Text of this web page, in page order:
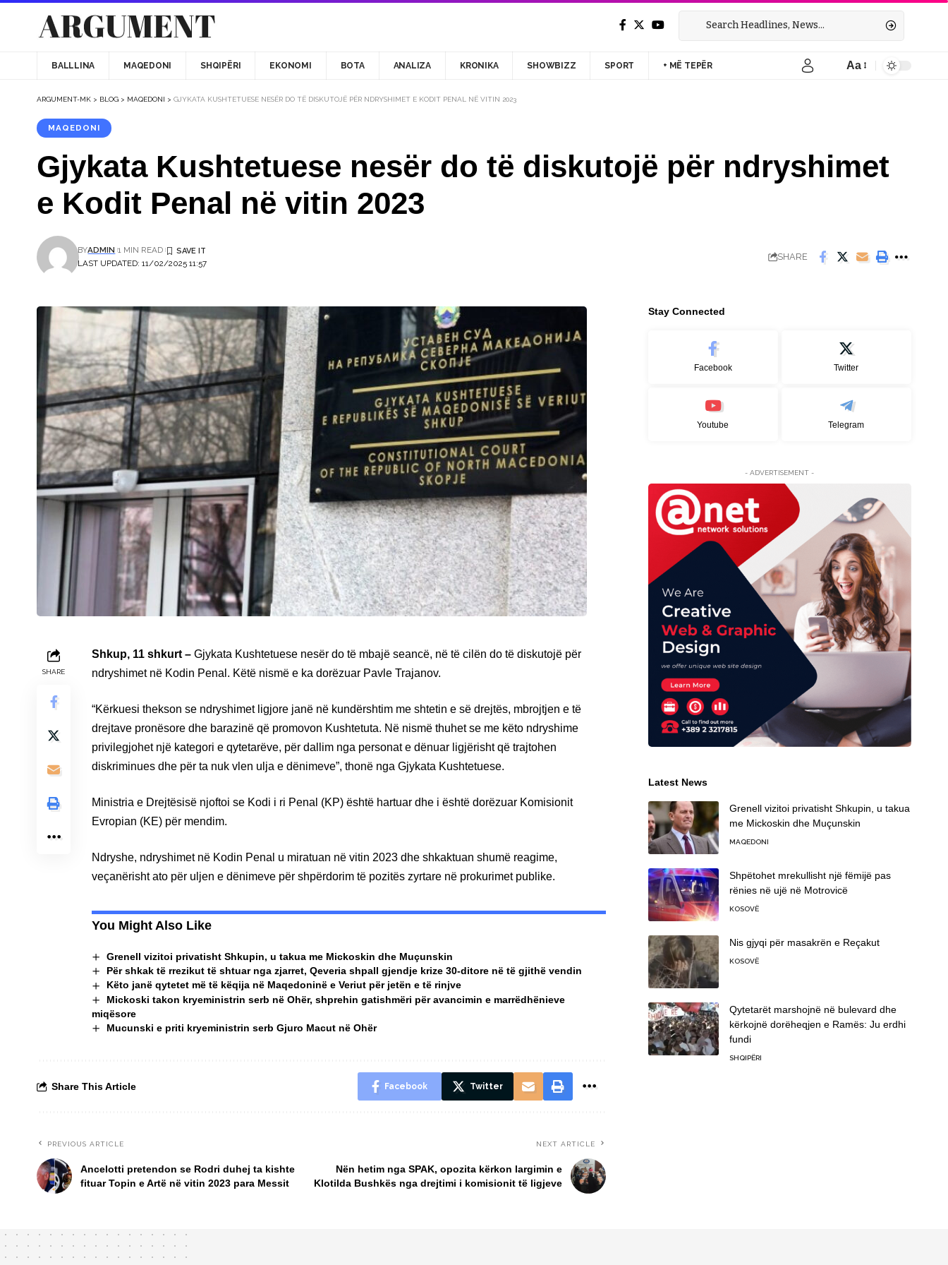
BALLLINA MAQEDONI SHQIPËRI EKONOMI BOTA ANALIZA KRONIKA SHOWBIZZ SPORT + MË TEPËR Aa
ARGUMENT-MK > BLOG > MAQEDONI > GJYKATA KUSHTETUESE NESËR DO TË DISKUTOJË PËR NDRYSHIMET E KODIT PENAL NË VITIN 2023
MAQEDONI
Gjykata Kushtetuese nesër do të diskutojë për ndryshimet
e Kodit Penal në vitin 2023
LAST UPDATED: 11/02/2025 11:57
BYADMIN 1 MIN READ
SHARE
SHARE
Shkup, 11 shkurt – Gjykata Kushtetuese nesër do të mbajë seancë, në të cilën do të diskutojë për
ndryshimet në Kodin Penal. Këtë nismë e ka dorëzuar Pavle Trajanov.
“Kërkuesi thekson se ndryshimet ligjore janë në kundërshtim me shtetin e së drejtës, mbrojtjen e të
drejtave pronësore dhe barazinë që promovon Kushtetuta. Në nismë thuhet se me këto ndryshime
privilegjohet një kategori e qytetarëve, për dallim nga personat e dënuar ligjërisht që trajtohen
diskriminues dhe për ta nuk vlen ulja e dënimeve”, thonë nga Gjykata Kushtetuese.
Ministria e Drejtësisë njoftoi se Kodi i ri Penal (KP) është hartuar dhe i është dorëzuar Komisionit
Evropian (KE) për mendim.
Ndryshe, ndryshimet në Kodin Penal u miratuan në vitin 2023 dhe shkaktuan shumë reagime,
veçanërisht ato për uljen e dënimeve për shpërdorim të pozitës zyrtare në prokurimet publike.
You Might Also Like
Grenell vizitoi privatisht Shkupin, u takua me Mickoskin dhe Muçunskin
Për shkak të rrezikut të shtuar nga zjarret, Qeveria shpall gjendje krize 30-ditore në të gjithë vendin
Këto janë qytetet më të këqija në Maqedoninë e Veriut për jetën e të rinjve
Mickoski takon kryeministrin serb në Ohër, shprehin gatishmëri për avancimin e marrëdhënieve
miqësore
Mucunski e priti kryeministrin serb Gjuro Macut në Ohër
Share This Article Facebook Twitter
PREVIOUS ARTICLE
Ancelotti pretendon se Rodri duhej ta kishte
fituar Topin e Artë në vitin 2023 para Messit
NEXT ARTICLE
Nën hetim nga SPAK, opozita kërkon largimin e
Klotilda Bushkës nga drejtimi i komisionit të ligjeve
Stay Connected
Facebook Twitter
Youtube Telegram
- ADVERTISEMENT -
Latest News
Grenell vizitoi privatisht Shkupin, u takua
me Mickoskin dhe Muçunskin
MAQEDONI
Shpëtohet mrekullisht një fëmijë pas
rënies në ujë në Motrovicë
KOSOVË
Nis gjyqi për masakrën e Reçakut
KOSOVË
Qytetarët marshojnë në bulevard dhe
kërkojnë dorëheqjen e Ramës: Ju erdhi
fundi
SHQIPËRI